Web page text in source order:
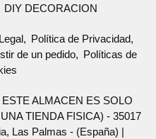
DIY DECORACION
Política de Privacidad
de un pedido
Políticas de
ALMACEN ES SOLO
TIENDA FISICA) - 35017
Las Palmas - (España) |